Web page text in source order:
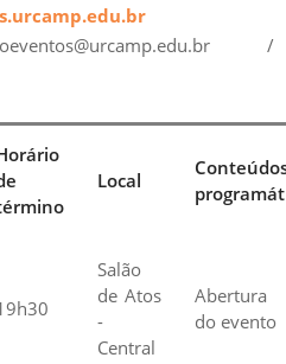
/
Local
Salão
de Atos
-
Central
do evento